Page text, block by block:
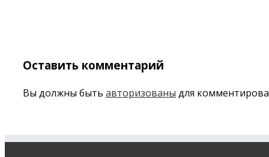
Оставить комментарий
Вы должны быть авторизованы для